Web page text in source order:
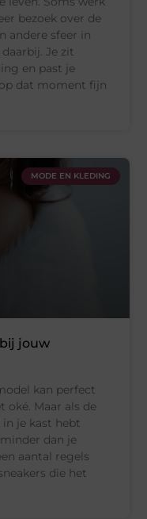
bezoek over de
andere sfeer in
Je zit
en past je
dat moment fijn
MODE EN KLEDING
jouw
kan perfect
oké. Maar als de
je kast hebt
dan je
aantal regels
die het